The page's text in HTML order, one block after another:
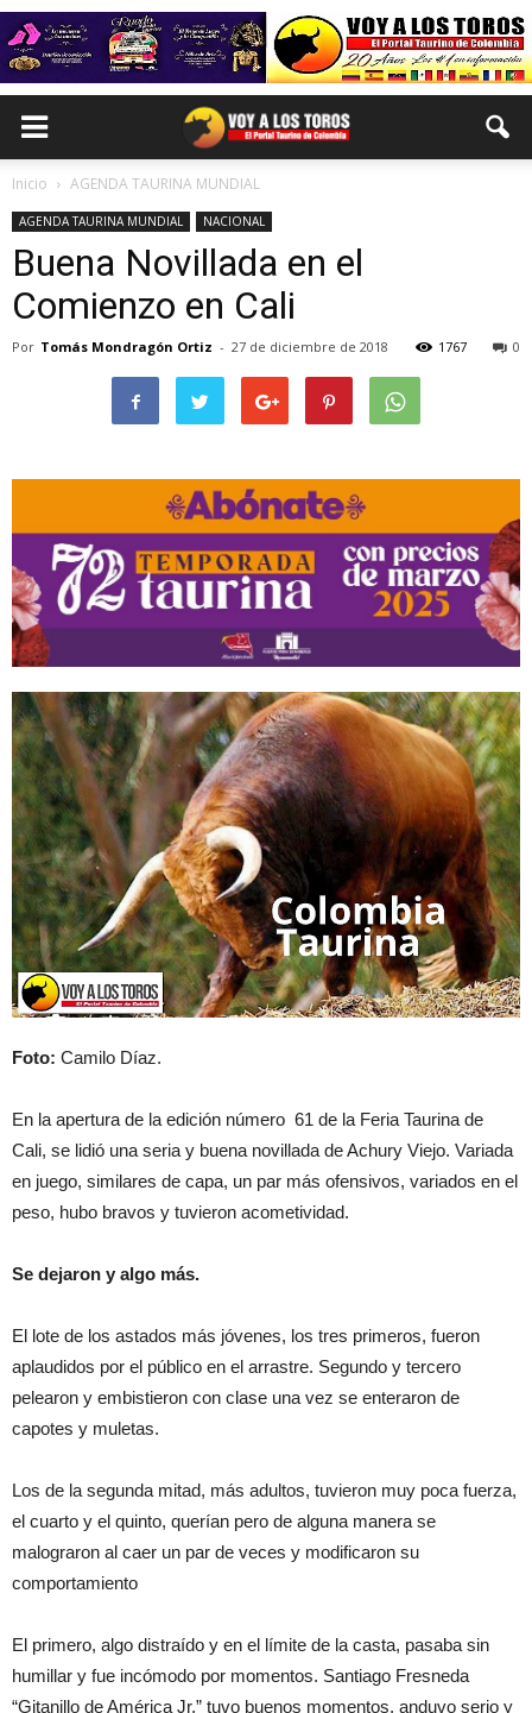
Inicio AGENDA TAURINA MUNDIAL
AGENDA TAURINA MUNDIAL NACIONAL
Buena Novillada en el
Comienzo en Cali
Por Tomás Mondragón Ortiz - 27 de diciembre de 2018 0
1767
Foto: Camilo Díaz.
En la apertura de la edición número 61 de la Feria Taurina de
Cali, se lidió una seria y buena novillada de Achury Viejo. Variada
en juego, similares de capa, un par más ofensivos, variados en el
peso, hubo bravos y tuvieron acometividad.
Se dejaron y algo más.
El lote de los astados más jóvenes, los tres primeros, fueron
aplaudidos por el público en el arrastre. Segundo y tercero
pelearon y embistieron con clase una vez se enteraron de
capotes y muletas.
Los de la segunda mitad, más adultos, tuvieron muy poca fuerza,
el cuarto y el quinto, querían pero de alguna manera se
malograron al caer un par de veces y modificaron su
comportamiento
El primero, algo distraído y en el límite de la casta, pasaba sin
humillar y fue incómodo por momentos. Santiago Fresneda
“Gitanillo de América Jr,” tuvo buenos momentos, anduvo serio y